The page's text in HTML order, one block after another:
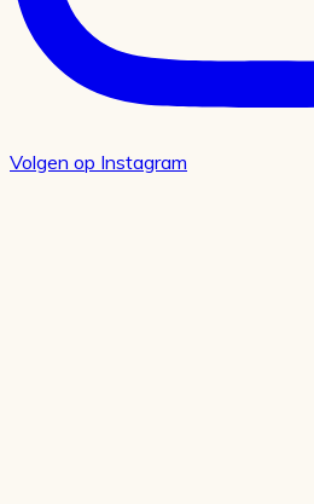
Volgen op Instagram